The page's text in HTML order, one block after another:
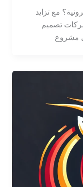
مع تزايد
تصميم